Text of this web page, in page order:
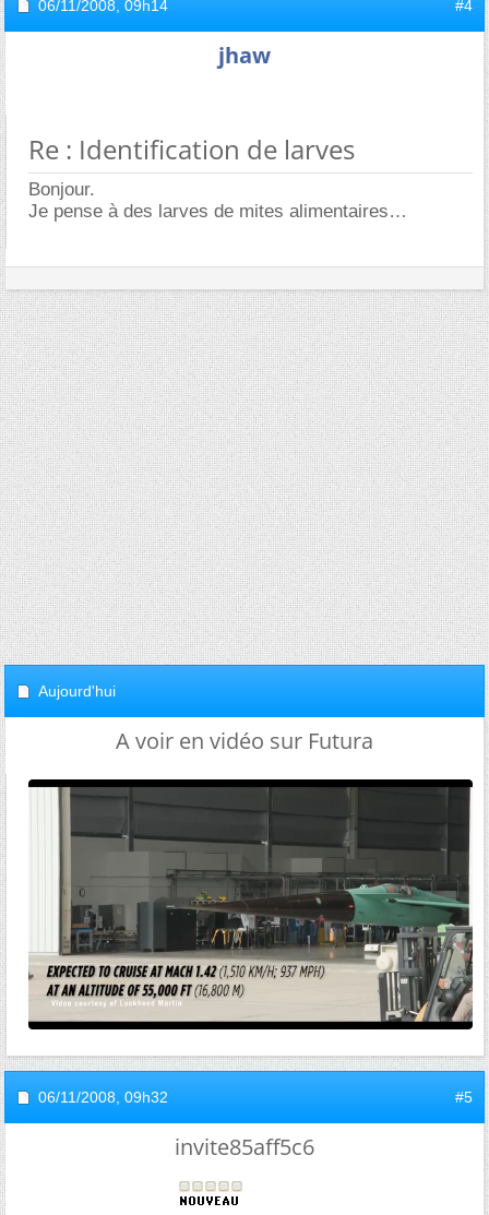
06/11/2008, 09h14 #4
jhaw
Re : Identification de larves
Bonjour.
Je pense à des larves de mites alimentaires
Aujourd'hui
A voir en vidéo sur Futura
06/11/2008, 09h32 #5
invite85aff5c6